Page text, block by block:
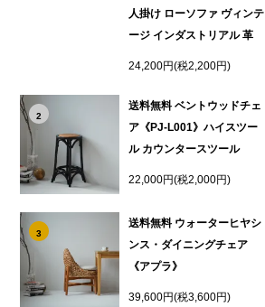
人掛け ローソファ ヴィンテ
ージ インダストリアル 革
24,200円(税2,200円)
2
送料無料 ベントウッドチェ
ア《PJ-L001》ハイスツー
ル カウンタースツール
22,000円(税2,000円)
3
送料無料 ウォーターヒヤシ
ンス・ダイニングチェア
《アプラ》
39,600円(税3,600円)